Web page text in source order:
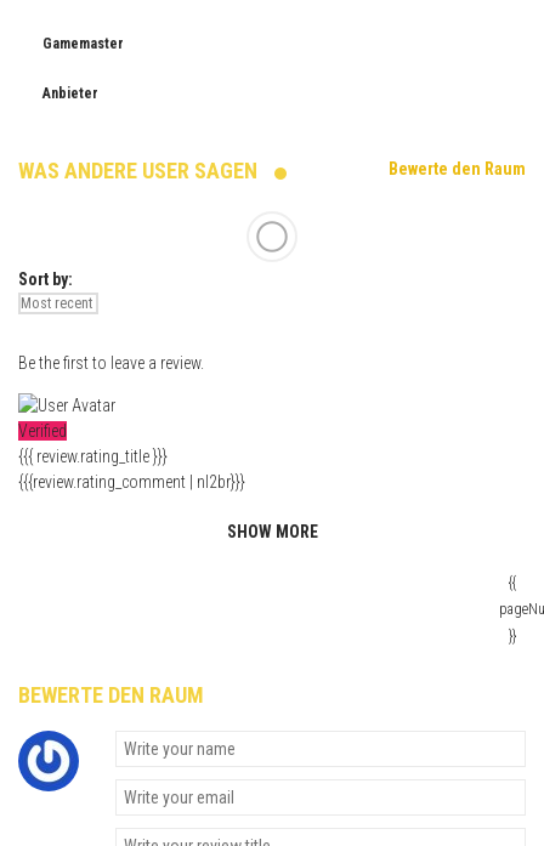
Gamemaster
Anbieter
WAS ANDERE USER SAGEN Bewerte den Raum
Sort by:
Be the first to leave a review.
Verified
{{{ review.rating_title }}}
{{{review.rating_comment | nl2br}}}
SHOW MORE
{{
}}
BEWERTE DEN RAUM